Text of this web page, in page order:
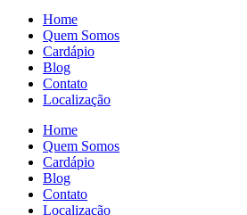
Home
Quem Somos
Cardápio
Blog
Contato
Localização
Home
Quem Somos
Cardápio
Blog
Contato
Localização